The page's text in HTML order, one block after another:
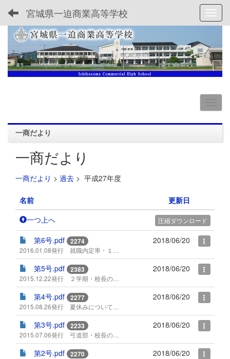
宮城県一迫商業高等学校
一商だより
一商だより
一商だより > 過去 > 平成27年度
名前
更新日
一つ上へ
圧縮ダウンロード
第6号.pdf 2274 2018/06/20
第5号.pdf 2383 2018/06/20
第4号.pdf 2277 2018/06/20
第3号.pdf 2233 2018/06/20
第2号.pdf 2270 2018/06/20